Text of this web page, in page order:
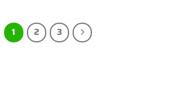
1 2 3